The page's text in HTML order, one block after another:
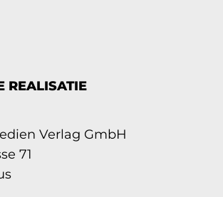
REALISATIE
Verlag GmbH
71